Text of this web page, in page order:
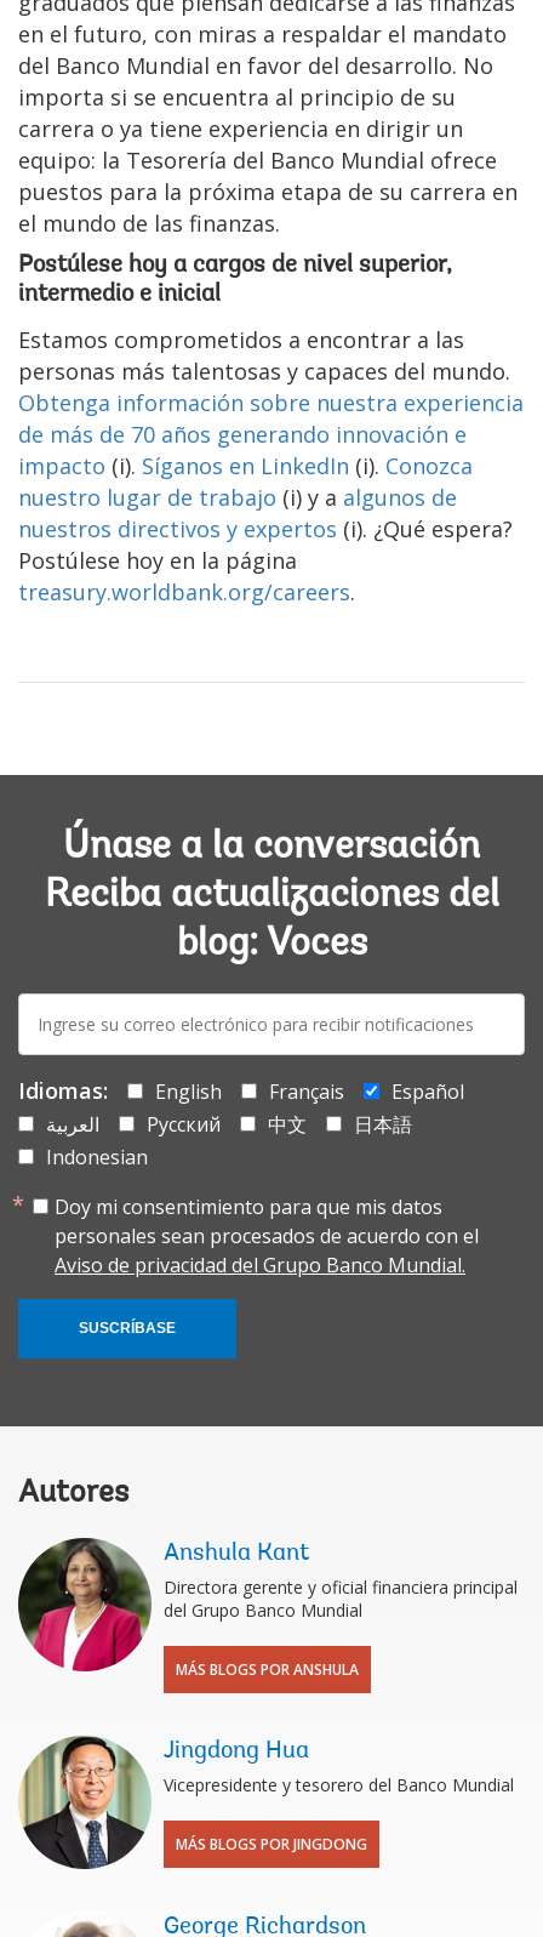
en el futuro, con miras a respaldar el mandato
del Banco Mundial en favor del desarrollo. No
importa si se encuentra al principio de su
carrera o ya tiene experiencia en dirigir un
equipo: la Tesorería del Banco Mundial ofrece
puestos para la próxima etapa de su carrera en
el mundo de las finanzas.
Postúlese hoy a cargos de nivel superior,
intermedio e inicial
Estamos comprometidos a encontrar a las
personas más talentosas y capaces del mundo.
Obtenga información sobre nuestra experiencia
de más de 70 años generando innovación e
impacto (i). Síganos en LinkedIn (i). Conozca
nuestro lugar de trabajo (i) y a algunos de
nuestros directivos y expertos (i). ¿Qué espera?
Postúlese hoy en la página
treasury.worldbank.org/careers.
Únase a la conversación
Reciba actualizaciones del
blog: Voces
mail:
Idiomas: English Français
Español
العربية
Русский 中文
日本語
Indonesian
Doy mi consentimiento para que mis datos
personales sean procesados de acuerdo con el
Aviso de privacidad del Grupo Banco Mundial.
SUSCRÍBASE
Autores
Anshula Kant
Directora gerente y oficial financiera principal
del Grupo Banco Mundial
MÁS BLOGS POR ANSHULA
Jingdong Hua
Vicepresidente y tesorero del Banco Mundial
MÁS BLOGS POR JINGDONG
George Richardson